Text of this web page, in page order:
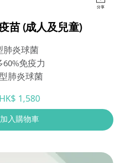
分享
苗 (成人及兒童)
肺炎球菌
免疫力
肺炎球菌
HK$ 1,580
加入購物車